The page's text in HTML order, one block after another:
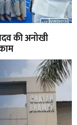
की अनोखी